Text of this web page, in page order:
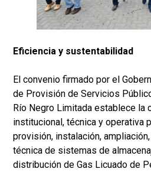
Eficiencia y sustentabilidad
El convenio firmado por el
de Provisión de Servicios
Río Negro Limitada establece la
institucional, técnica y operativa
provisión, instalación,
técnica de sistemas de
distribución de Gas Licuado de